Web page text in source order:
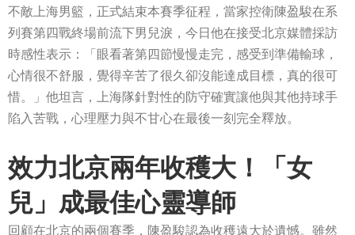
不敵上海男籃，正式結束本賽季征程，當家控衛陳盈駿在系
列賽第四戰終場前流下男兒淚，今日他在接受北京媒體採訪
時感性表示：「眼看著第四節慢慢走完，感受到準備輸球，
心情很不舒服，覺得辛苦了很久卻沒能達成目標，真的很可
惜。」他坦言，上海隊針對性的防守確實讓他與其他持球手
陷入苦戰，心理壓力與不甘心在最後一刻完全釋放。
效力北京兩年收穫大！「女
兒」成最佳心靈導師
回顧在北京的兩個賽季，陳盈駿認為收穫遠大於遺憾。雖然